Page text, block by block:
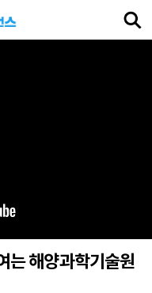
는 해양과학기술원